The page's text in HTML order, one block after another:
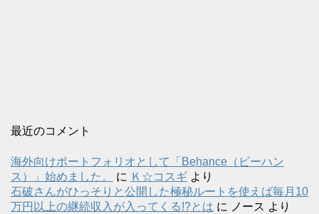
最近のコメント
海外向けポートフォリオとして「Behance（ビーハン
ス）」始めました。
に Ｋ☆コスギ より
石破さんがひっそりと公開した極秘ルートを使えば毎月10
万円以上の継続収入が入ってくる!?とは に ノース より